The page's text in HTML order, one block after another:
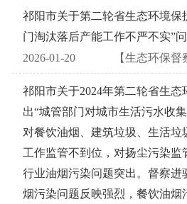
祁阳市关于第二轮省生态环境保
门淘汰落后产能工作不严不实”
2026-01-20
【生态环保督
祁阳市关于2024年第二轮省生态
出“城管部门对城市生活污水收
对餐饮油烟、建筑垃圾、生活垃
工作监管不到位，对扬尘污染监
行业油烟污染问题突出。督察进
烟污染问题反映强烈，餐饮油烟